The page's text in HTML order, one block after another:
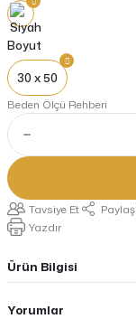
Boyut
30 x 50
Beden Ölçü Rehberi
Tavsiye Et Paylaş
Yazdır
Ürün Bilgisi
Yorumlar